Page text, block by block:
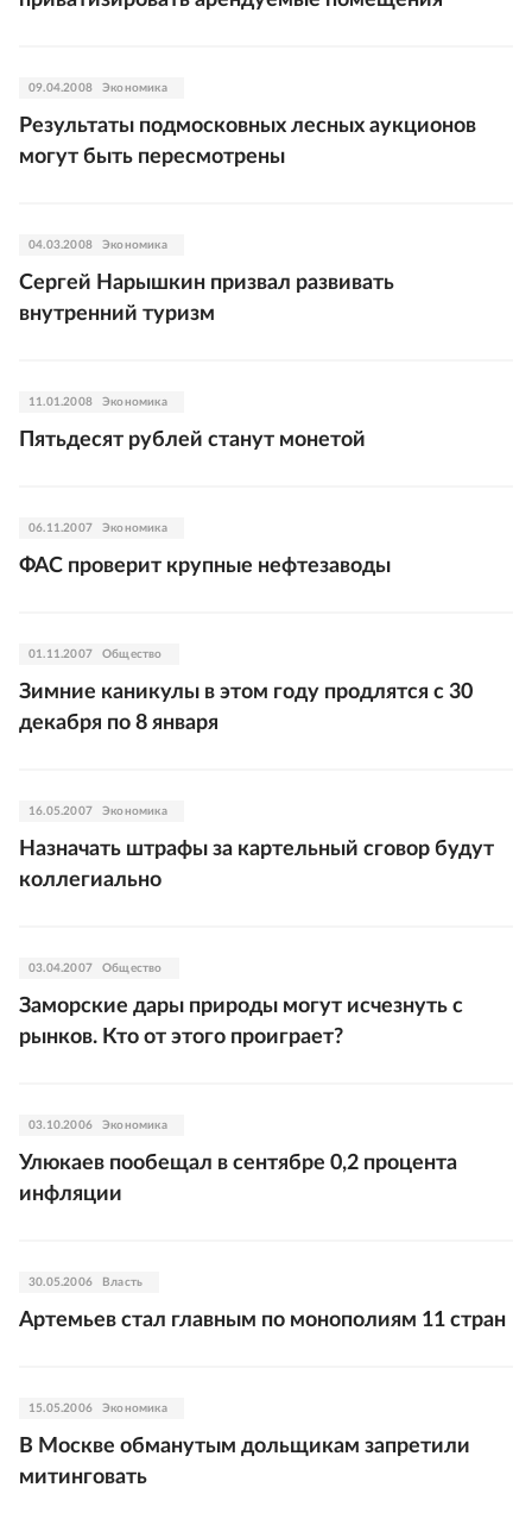
09.04.2008 Экономика
Результаты подмосковных лесных аукционов
могут быть пересмотрены
04.03.2008 Экономика
Сергей Нарышкин призвал развивать
внутренний туризм
11.01.2008 Экономика
Пятьдесят рублей станут монетой
06.11.2007 Экономика
ФАС проверит крупные нефтезаводы
01.11.2007 Общество
Зимние каникулы в этом году продлятся с 30
декабря по 8 января
16.05.2007 Экономика
Назначать штрафы за картельный сговор будут
коллегиально
03.04.2007 Общество
Заморские дары природы могут исчезнуть с
рынков. Кто от этого проиграет?
03.10.2006 Экономика
Улюкаев пообещал в сентябре 0,2 процента
инфляции
30.05.2006 Власть
Артемьев стал главным по монополиям 11 стран
15.05.2006 Экономика
В Москве обманутым дольщикам запретили
митинговать